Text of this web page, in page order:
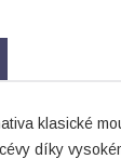
klasické
díky